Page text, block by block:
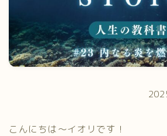
お問い合わせ
プライバシーポリシー
こんにちは〜イオリです！